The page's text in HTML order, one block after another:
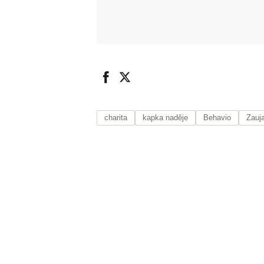
charita kapka naděje Behavio